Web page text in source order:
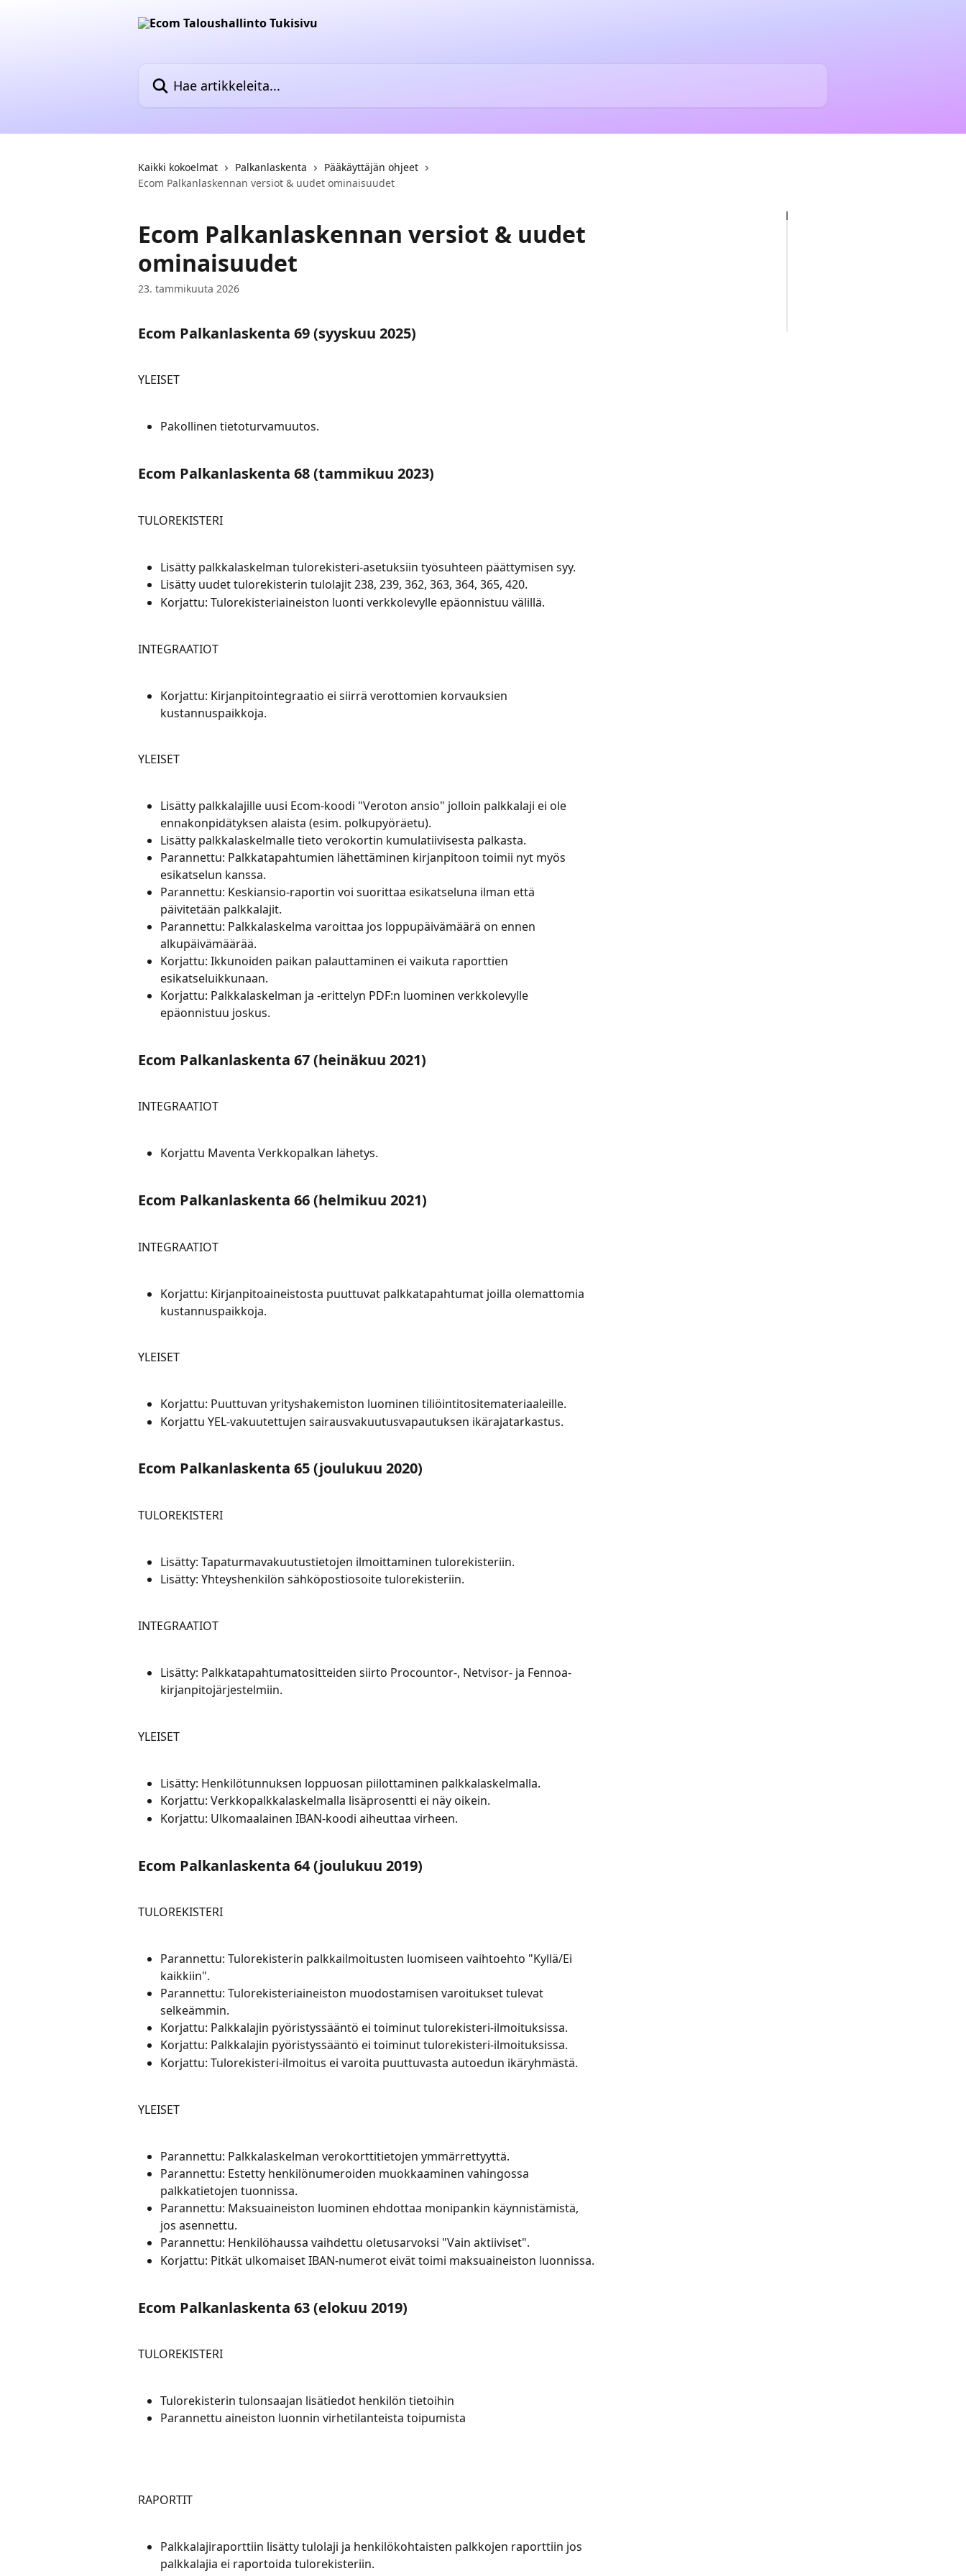
Kaikki kokoelmat Palkanlaskenta
Pääkäyttäjän ohjeet
Ecom Palkanlaskennan versiot & uudet ominaisuudet
Ecom Palkanlaskennan versiot & uudet
ominaisuudet
23. tammikuuta 2026
Ecom Palkanlaskenta 69 (syyskuu 2025)
YLEISET
Pakollinen tietoturvamuutos.
Ecom Palkanlaskenta 68 (tammikuu 2023)
TULOREKISTERI
Lisätty palkkalaskelman tulorekisteri-asetuksiin työsuhteen päättymisen syy.
Lisätty uudet tulorekisterin tulolajit 238, 239, 362, 363, 364, 365, 420.
Korjattu: Tulorekisteriaineiston luonti verkkolevylle epäonnistuu välillä.
INTEGRAATIOT
Korjattu: Kirjanpitointegraatio ei siirrä verottomien korvauksien
kustannuspaikkoja.
YLEISET
Lisätty palkkalajille uusi Ecom-koodi "Veroton ansio" jolloin palkkalaji ei ole
ennakonpidätyksen alaista (esim. polkupyöräetu).
Lisätty palkkalaskelmalle tieto verokortin kumulatiivisesta palkasta.
Parannettu: Palkkatapahtumien lähettäminen kirjanpitoon toimii nyt myös
esikatselun kanssa.
Parannettu: Keskiansio-raportin voi suorittaa esikatseluna ilman että
päivitetään palkkalajit.
Parannettu: Palkkalaskelma varoittaa jos loppupäivämäärä on ennen
alkupäivämäärää.
Korjattu: Ikkunoiden paikan palauttaminen ei vaikuta raporttien
esikatseluikkunaan.
Korjattu: Palkkalaskelman ja -erittelyn PDF:n luominen verkkolevylle
epäonnistuu joskus.
Ecom Palkanlaskenta 67 (heinäkuu 2021)
INTEGRAATIOT
Korjattu Maventa Verkkopalkan lähetys.
Ecom Palkanlaskenta 66 (helmikuu 2021)
INTEGRAATIOT
Korjattu: Kirjanpitoaineistosta puuttuvat palkkatapahtumat joilla olemattomia
kustannuspaikkoja.
YLEISET
Korjattu: Puuttuvan yrityshakemiston luominen tiliöintitositemateriaaleille.
Korjattu YEL-vakuutettujen sairausvakuutusvapautuksen ikärajatarkastus.
Ecom Palkanlaskenta 65 (joulukuu 2020)
TULOREKISTERI
Lisätty: Tapaturmavakuutustietojen ilmoittaminen tulorekisteriin.
Lisätty: Yhteyshenkilön sähköpostiosoite tulorekisteriin.
INTEGRAATIOT
Lisätty: Palkkatapahtumatositteiden siirto Procountor-, Netvisor- ja Fennoa-
kirjanpitojärjestelmiin.
YLEISET
Lisätty: Henkilötunnuksen loppuosan piilottaminen palkkalaskelmalla.
Korjattu: Verkkopalkkalaskelmalla lisäprosentti ei näy oikein.
Korjattu: Ulkomaalainen IBAN-koodi aiheuttaa virheen.
Ecom Palkanlaskenta 64 (joulukuu 2019)
TULOREKISTERI
Parannettu: Tulorekisterin palkkailmoitusten luomiseen vaihtoehto "Kyllä/Ei
kaikkiin".
Parannettu: Tulorekisteriaineiston muodostamisen varoitukset tulevat
selkeämmin.
Korjattu: Palkkalajin pyöristyssääntö ei toiminut tulorekisteri-ilmoituksissa.
Korjattu: Palkkalajin pyöristyssääntö ei toiminut tulorekisteri-ilmoituksissa.
Korjattu: Tulorekisteri-ilmoitus ei varoita puuttuvasta autoedun ikäryhmästä.
YLEISET
Parannettu: Palkkalaskelman verokorttitietojen ymmärrettyyttä.
Parannettu: Estetty henkilönumeroiden muokkaaminen vahingossa
palkkatietojen tuonnissa.
Parannettu: Maksuaineiston luominen ehdottaa monipankin käynnistämistä,
jos asennettu.
Parannettu: Henkilöhaussa vaihdettu oletusarvoksi "Vain aktiiviset".
Korjattu: Pitkät ulkomaiset IBAN-numerot eivät toimi maksuaineiston luonnissa.
Ecom Palkanlaskenta 63 (elokuu 2019)
TULOREKISTERI
Tulorekisterin tulonsaajan lisätiedot henkilön tietoihin
Parannettu aineiston luonnin virhetilanteista toipumista
RAPORTIT
Palkkalajiraporttiin lisätty tulolaji ja henkilökohtaisten palkkojen raporttiin jos
palkkalajia ei raportoida tulorekisteriin.